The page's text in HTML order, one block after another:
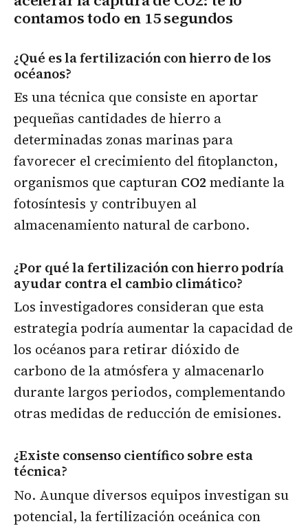
contamos todo en 15 segundos
¿Qué es la fertilización con hierro de los
océanos?
Es una técnica que consiste en aportar
pequeñas cantidades de hierro a
determinadas zonas marinas para
favorecer el crecimiento del fitoplancton,
organismos que capturan CO2 mediante la
fotosíntesis y contribuyen al
almacenamiento natural de carbono.
¿Por qué la fertilización con hierro podría
ayudar contra el cambio climático?
Los investigadores consideran que esta
estrategia podría aumentar la capacidad de
los océanos para retirar dióxido de
carbono de la atmósfera y almacenarlo
durante largos periodos, complementando
otras medidas de reducción de emisiones.
¿Existe consenso científico sobre esta
técnica?
No. Aunque diversos equipos investigan su
potencial, la fertilización oceánica con